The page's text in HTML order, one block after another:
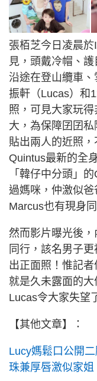
張栢芝今日凌晨
見，頭戴冷帽、
沿途在登山纜車
振軒（Lucas）和
照，可見大家玩
大，為保障囝囝
貼出兩人的近照
Quintus最新的全
「韓仔中分頭」
過媽咪，仲激似
Marcus也有現身
然而影片曝光後
同行，該名男子
出正面照！惟記
就是久未露面的
Lucas令大家失望
【其他文章】：
Lucy媽鬆口公開
珠兼厚唇激似家姐